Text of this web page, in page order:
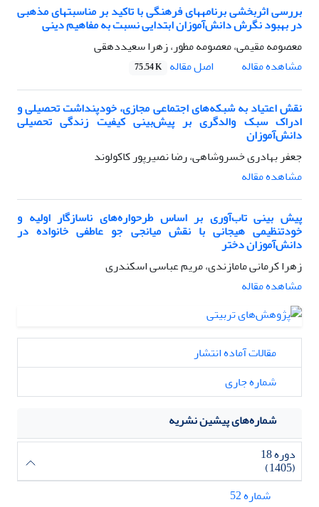
بررسی اثربخشی برنامههای فرهنگی با تاکید بر مناسبتهای مذهبی
در بهبود نگرش دانش‌آموزان ابتدایی نسبت به مفاهیم دینی
معصومه مقیمی، معصومه مطور، زهرا سعیددهقی
مشاهده مقاله
اصل مقاله 75.54 K
نقش اعتیاد به شبکه‌های اجتماعی مجازی، خودپنداشت تحصیلی و
ادراک سبک والدگری بر پیش‌بینی کیفیت زندگی تحصیلی
دانش‌آموزان
جعفر بهادری خسروشاهی، رضا نصیرپور کاکولوند
مشاهده مقاله
پیش بینی تاب‌آوری بر اساس طرحواره‌های ناسازگار اولیه و
خودتنظیمی هیجانی با نقش میانجی جو عاطفی خانواده در
دانش‌آموزان دختر
زهرا کرمانی مامازندی، مریم عباسی اسکندری
مشاهده مقاله
مقالات آماده انتشار
شماره جاری
شماره‌های پیشین نشریه
دوره 18
(1405)
شماره 52